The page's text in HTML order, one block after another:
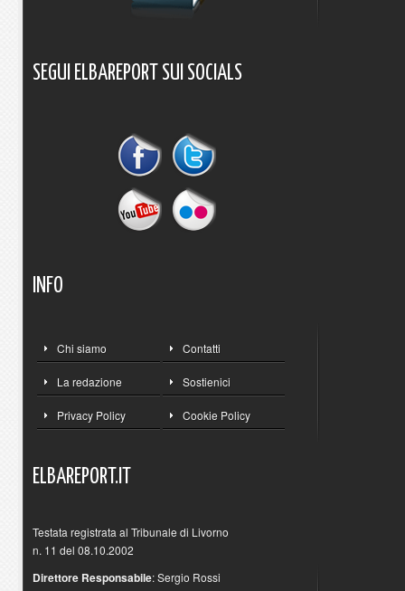
SEGUI ELBAREPORT SUI SOCIALS
INFO
Chi siamo Contatti
La redazione Sostienici
Privacy Policy Cookie Policy
ELBAREPORT.IT
Testata registrata al Tribunale di Livorno
n. 11 del 08.10.2002
Direttore Responsabile: Sergio Rossi